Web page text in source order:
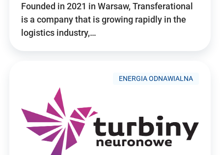
Founded in 2021 in Warsaw, Transferational
is a company that is growing rapidly in the
logistics industry,…
ENERGIA ODNAWIALNA